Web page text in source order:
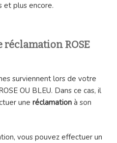
et plus encore.
ROSE
surviennent lors de votre
OU BLEU. Dans ce cas, il
une réclamation à son
vous pouvez effectuer un